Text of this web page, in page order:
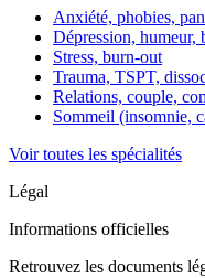
Anxiété, phobies,
Dépression, humeur,
Stress, burn-out
Trauma, TSPT,
Relations, couple,
Sommeil (insomnie,
Voir toutes les spécialités
Légal
Informations officielles
Retrouvez les documents